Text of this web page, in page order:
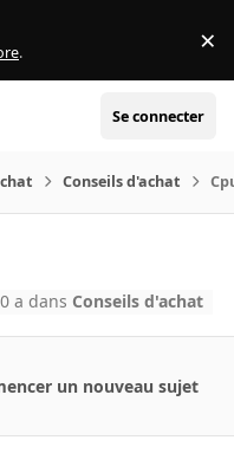
. ×
Se connecter
Conseils d'achat
a dans Conseils d'achat
un nouveau sujet